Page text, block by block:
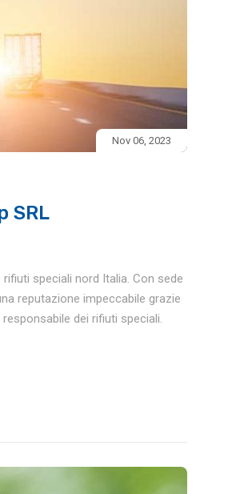
Nov 06, 2023
SRL
speciali nord Italia. Con sede
reputazione impeccabile grazie
dei rifiuti speciali.